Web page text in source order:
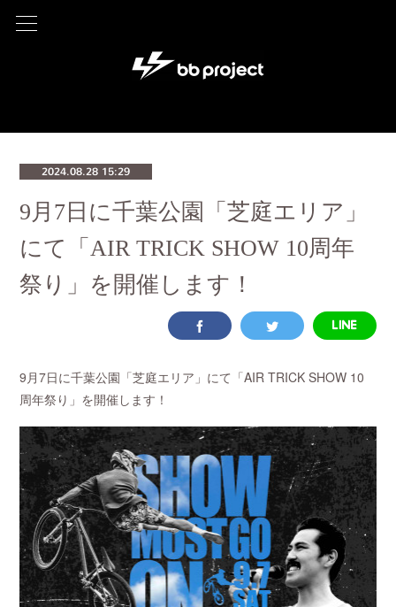
2024.08.28 15:29
9月7日に千葉公園「芝庭エリア」
にて「AIR TRICK SHOW 10周年
祭り」を開催します！
9月7日に千葉公園「芝庭エリア」にて「AIR TRICK SHOW 10
周年祭り」を開催します！